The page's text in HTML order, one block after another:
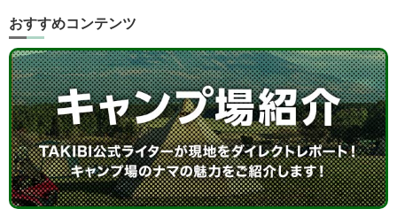
おすすめコンテンツ